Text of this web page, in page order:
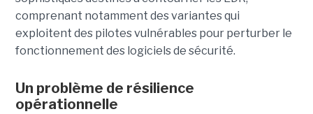
comprenant notamment des variantes qui
exploitent des pilotes vulnérables pour perturber le
fonctionnement des logiciels de sécurité.
Un problème de résilience
opérationnelle